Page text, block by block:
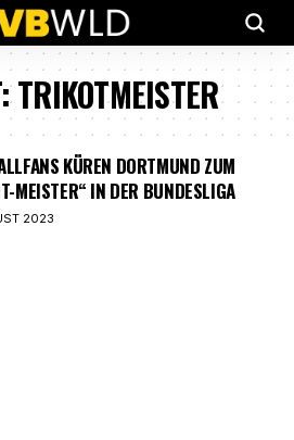
TRIKOTMEISTER
KÜREN DORTMUND ZUM „
MEISTER“ IN DER BUNDESLIGA
2023